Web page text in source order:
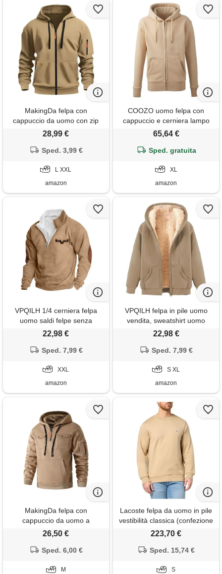
MakingDa felpa con
cappuccio da uomo con zip
pullover tasche maniche
polsini felpa con cappuccio
regolare casual felpa con
cappuccio top, cachi
28,99 €
Sped. 3,99 €
L XXL
amazon
COOZO uomo felpa con
cappuccio e cerniera lampo
intera anthem - sabbia del
65,64 €
Sped. gratuita
XL
amazon
VPQILH 1/4 cerniera felpa
uomo saldi felpe senza
cappuccio maglia di tuta
rivestimento in pile sweatshirt
piedi maglia di tuta vintage
etnico felpa
22,98 €
Sped. 7,99 €
XXL
amazon
VPQILH felpa in pile uomo
vendita, sweatshirt uomo
invernale calda felpa con
cardigan giacca con cerniera
cappotto manica lunga per
autunno invernale
22,98 €
Sped. 7,99 €
S XL
amazon
MakingDa felpa con
cappuccio da uomo a
maniche lunghe, con tasca sul
vestibilità aderente, casual,
26,50 €
Sped. 6,00 €
M
Lacoste felpa da uomo in pile
vestibilità classica (confezione
da 1), viennese, s
223,70 €
Sped. 15,74 €
S